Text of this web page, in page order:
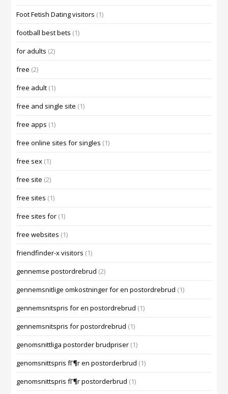
Foot Fetish Dating visitors (1)
football best bets (1)
for adults (2)
free (2)
free adult (1)
free and single site (1)
free apps (1)
free online sites for singles (1)
free sex (1)
free site (2)
free sites (1)
free sites for (1)
free websites (1)
friendfinder-x visitors (1)
gennemse postordrebrud (2)
gennemsnitlige omkostninger for en postordrebrud (1)
gennemsnitspris for en postordrebrud (1)
gennemsnitspris for postordrebrud (1)
genomsnittliga postorder brudpriser (1)
genomsnittspris fГ¶r en postorderbrud (1)
genomsnittspris fГ¶r postorderbrud (1)